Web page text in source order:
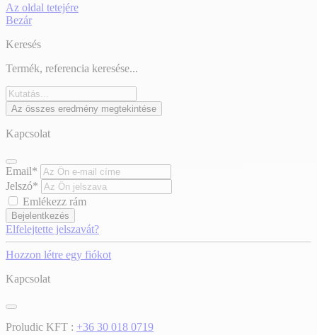
Az oldal tetejére
Bezár
Keresés
Termék, referencia keresése...
Az összes eredmény megtekintése
Kapcsolat
Email*
Jelszó*
Emlékezz rám
Bejelentkezés
Elfelejtette jelszavát?
Hozzon létre egy fiókot
Kapcsolat
Proludic KFT : +36 30 018 0719